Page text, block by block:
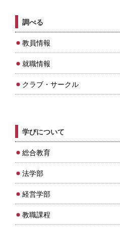
調べる
教員情報
就職情報
クラブ・サークル
学びについて
総合教育
法学部
経営学部
教職課程